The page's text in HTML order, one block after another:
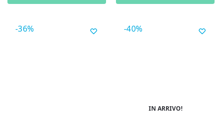
-36% -40%
IN ARRIVO!